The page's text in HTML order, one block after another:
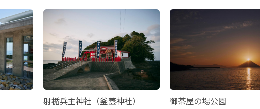
射楯兵主神社（釜蓋神社） 御茶屋の場公園